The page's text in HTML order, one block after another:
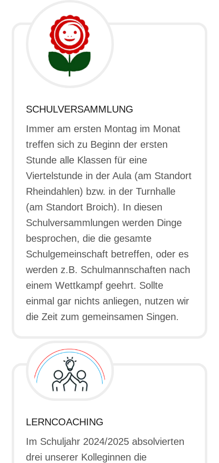
SCHULVERSAMMLUNG
Immer am ersten Montag im Monat
treffen sich zu Beginn der ersten
Stunde alle Klassen für eine
Viertelstunde in der Aula (am Standort
Rheindahlen) bzw. in der Turnhalle
(am Standort Broich). In diesen
Schulversammlungen werden Dinge
besprochen, die die gesamte
Schulgemeinschaft betreffen, oder es
werden z.B. Schulmannschaften nach
einem Wettkampf geehrt. Sollte
einmal gar nichts anliegen, nutzen wir
die Zeit zum gemeinsamen Singen.
LERNCOACHING
Im Schuljahr 2024/2025 absolvierten
drei unserer Kolleginnen die